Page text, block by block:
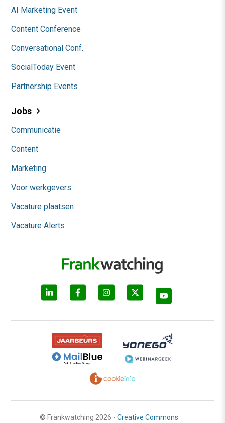
AI Marketing Event
Content Conference
Conversational Conf.
SocialToday Event
Partnership Events
Jobs
Communicatie
Content
Marketing
Voor werkgevers
Vacature plaatsen
Vacature Alerts
© Frankwatching 2026 - Creative Commons